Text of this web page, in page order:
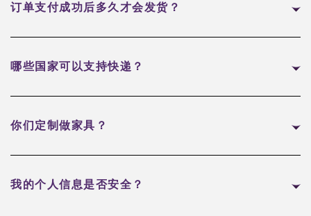
订单支付成功后多久才会发货？
哪些国家可以支持快递？
你们定制做家具？
我的个人信息是否安全？